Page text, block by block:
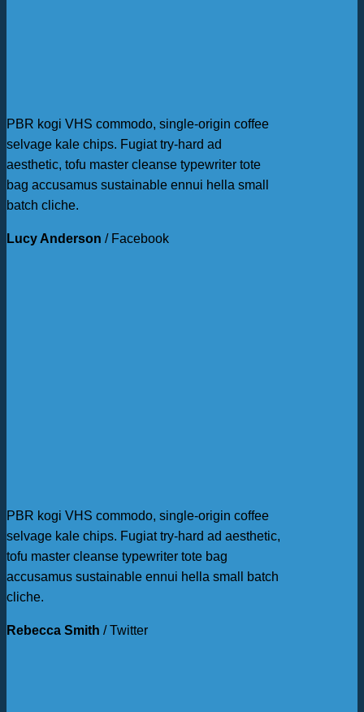
PBR kogi VHS commodo, single-origin coffee
selvage kale chips. Fugiat try-hard ad
aesthetic, tofu master cleanse typewriter tote
bag accusamus sustainable ennui hella small
batch cliche.
Lucy Anderson / Facebook
PBR kogi VHS commodo, single-origin coffee
selvage kale chips. Fugiat try-hard ad aesthetic,
tofu master cleanse typewriter tote bag
accusamus sustainable ennui hella small batch
cliche.
Rebecca Smith /Twitter